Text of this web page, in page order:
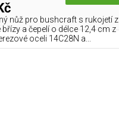
nůž pro bushcraft s rukojetí z
a čepelí o délce 12,4 cm z
oceli 14C28N a...